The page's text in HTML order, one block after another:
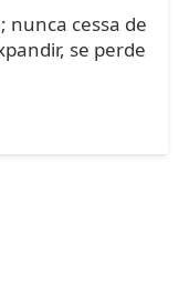
nunca cessa de
se perde